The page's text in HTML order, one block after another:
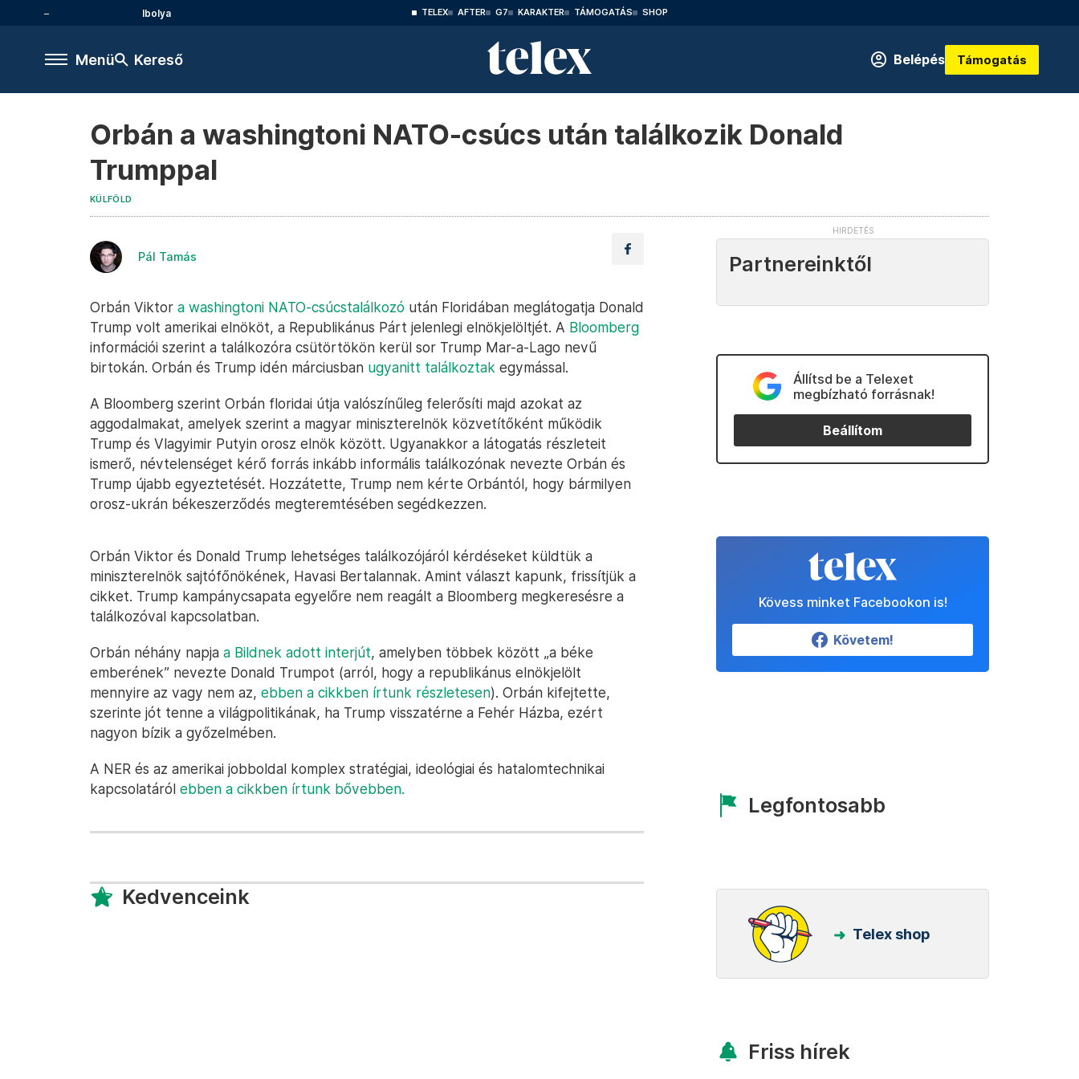
Ibolya TELEX AFTER G7 KARAKTER TÁMOGATÁS SHOP
Menü Kereső Belépés Támogatás
Orbán a washingtoni NATO-csúcs után találkozik Donald
Trumppal
KÜLFÖLD
Pál Tamás
Orbán Viktor a washingtoni NATO-csúcstalálkozó után Floridában meglátogatja Donald
Trump volt amerikai elnököt, a Republikánus Párt jelenlegi elnökjelöltjét. A Bloomberg
információi szerint a találkozóra csütörtökön kerül sor Trump Mar-a-Lago nevű
birtokán. Orbán és Trump idén márciusban ugyanitt találkoztak egymással.
A Bloomberg szerint Orbán floridai útja valószínűleg felerősíti majd azokat az
aggodalmakat, amelyek szerint a magyar miniszterelnök közvetítőként működik
Trump és Vlagyimir Putyin orosz elnök között. Ugyanakkor a látogatás részleteit
ismerő, névtelenséget kérő forrás inkább informális találkozónak nevezte Orbán és
Trump újabb egyeztetését. Hozzátette, Trump nem kérte Orbántól, hogy bármilyen
orosz-ukrán békeszerződés megteremtésében segédkezzen.
Orbán Viktor és Donald Trump lehetséges találkozójáról kérdéseket küldtük a
miniszterelnök sajtófőnökének, Havasi Bertalannak. Amint választ kapunk, frissítjük a
cikket. Trump kampánycsapata egyelőre nem reagált a Bloomberg megkeresésre a
találkozóval kapcsolatban.
Orbán néhány napja a Bildnek adott interjút, amelyben többek között „a béke
emberének” nevezte Donald Trumpot (arról, hogy a republikánus elnökjelölt
mennyire az vagy nem az, ebben a cikkben írtunk részletesen). Orbán kifejtette,
szerinte jót tenne a világpolitikának, ha Trump visszatérne a Fehér Házba, ezért
nagyon bízik a győzelmében.
A NER és az amerikai jobboldal komplex stratégiai, ideológiai és hatalomtechnikai
kapcsolatáról ebben a cikkben írtunk bővebben.
Kedvenceink
Partnereinktől
Állítsd be a Telexet
megbízható forrásnak!
Beállítom
Kövess minket Facebookon is!
Követem!
Legfontosabb
Telex shop
Friss hírek